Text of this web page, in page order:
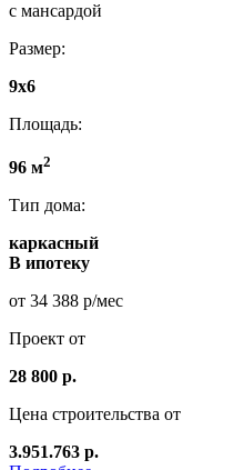
с мансардой
Размер:
9x6
Площадь:
96 м2
Тип дома:
каркасный
В ипотеку
от 34 388 р/мес
Проект от
28 800 р.
Цена строительства от
3.951.763 р.